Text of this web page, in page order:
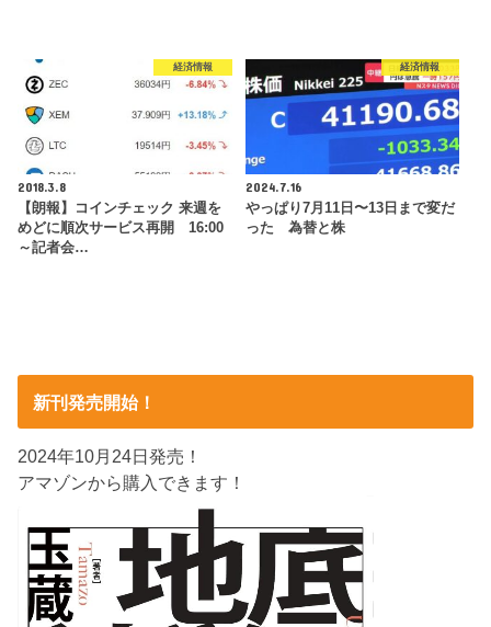
経済情報
2018.3.8
【朗報】コインチェック 来週を
めどに順次サービス再開 16:00
～記者会…
経済情報
2024.7.16
やっぱり7月11日〜13日まで変だ
った 為替と株
新刊発売開始！
2024年10月24日発売！
アマゾンから購入できます！